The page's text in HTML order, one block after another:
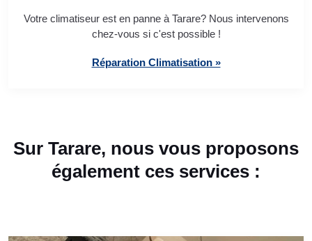
Votre climatiseur est en panne à Tarare? Nous intervenons
chez-vous si c'est possible !
Réparation Climatisation »
Sur Tarare, nous vous proposons
également ces services :